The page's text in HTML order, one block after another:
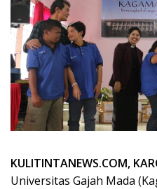
KULITINTANEWS.COM,
Universitas Gajah Mada